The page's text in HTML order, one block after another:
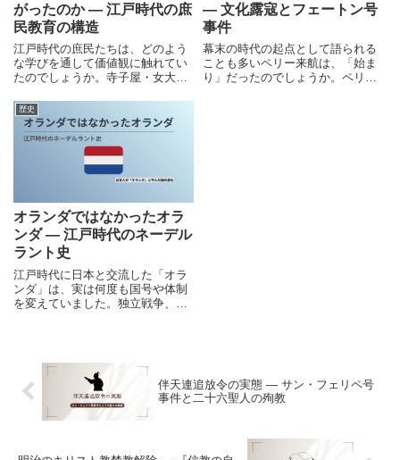
がったのか ― 江戸時代の庶
民教育の構造
江戸時代の庶民たちは、どのよう
な学びを通して価値観に触れてい
たのでしょうか。寺子屋・女大
朱子学と接続する社会常識が広が
っていく構造を整理します。
― 文化露寇とフェートン号
事件
幕末の時代の起点として語られる
ことも多いペリー来航は、「始ま
り」だったのでしょうか。ペリー
歴史
オランダではなかったオラ
ンダ ― 江戸時代のネーデル
ラント史
江戸時代に日本と交流した「オラ
ンダ」は、実は何度も国号や体制
を変えていました。独立戦争、オ
伴天連追放令の実態 ― サン・フェリペ号
事件と二十六聖人の殉教